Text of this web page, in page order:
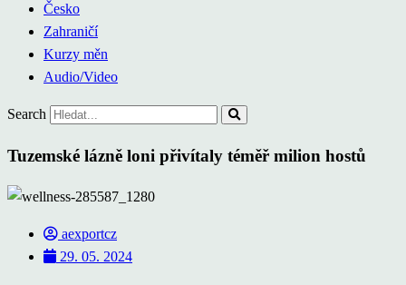
Česko
Zahraničí
Kurzy měn
Audio/Video
Search
Tuzemské lázně loni přivítaly téměř milion hostů
aexportcz
29. 05. 2024